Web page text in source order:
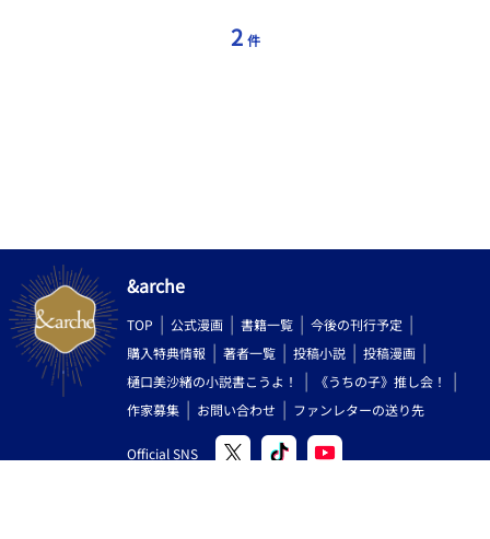
す。 はじめて漫画を描くのでつたないですが、どうぞよろしくお
2 件
&arche
TOP 公式漫画 書籍一覧
今後の刊行予定
購入特典情報
著者一覧 投稿小説
投稿漫画
樋口美沙緒の小説書こうよ！
《うちの子》推し会！
作家募集
お問い合わせ ファンレターの送り先
Official SNS